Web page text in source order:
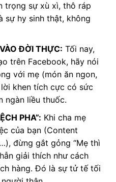
trọng sự xù xì, thô ráp
sự hy sinh thật, không
ĐỜI THỰC: Tối nay,
trên Facebook, hãy nói
với mẹ (món ăn ngon,
khen tích cực có sức
ngàn liều thuốc.
PHA”: Khi cha mẹ
của bạn (Content
đừng gắt gỏng “Mẹ thì
giải thích như cách
hàng. Đó là sự tử tế tối